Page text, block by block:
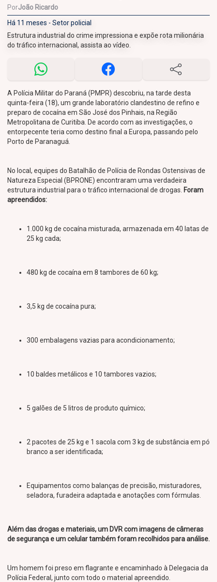
PorJoão Ricardo
Há 11 meses - Setor policial
Estrutura industrial do crime impressiona e expõe rota milionária
do tráfico internacional, assista ao vídeo.
A Polícia Militar do Paraná (PMPR) descobriu, na tarde desta
quinta-feira (18), um grande laboratório clandestino de refino e
preparo de cocaína em São José dos Pinhais, na Região
Metropolitana de Curitiba. De acordo com as investigações, o
entorpecente teria como destino final a Europa, passando pelo
Porto de Paranaguá.
No local, equipes do Batalhão de Polícia de Rondas Ostensivas de
Natureza Especial (BPRONE) encontraram uma verdadeira
estrutura industrial para o tráfico internacional de drogas. Foram
apreendidos:
1.000 kg de cocaína misturada, armazenada em 40 latas de
25 kg cada;
480 kg de cocaína em 8 tambores de 60 kg;
3,5 kg de cocaína pura;
300 embalagens vazias para acondicionamento;
10 baldes metálicos e 10 tambores vazios;
5 galões de 5 litros de produto químico;
2 pacotes de 25 kg e 1 sacola com 3 kg de substância em pó
branco a ser identificada;
Equipamentos como balanças de precisão, misturadores,
seladora, furadeira adaptada e anotações com fórmulas.
Além das drogas e materiais, um DVR com imagens de câmeras
de segurança e um celular também foram recolhidos para análise.
Um homem foi preso em flagrante e encaminhado à Delegacia da
Polícia Federal, junto com todo o material apreendido.